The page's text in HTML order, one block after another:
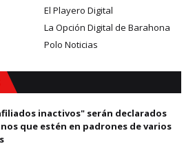
El Playero Digital
La Opción Digital de Barahona
Polo Noticias
inactivos" serán declarados
que estén en padrones de varios